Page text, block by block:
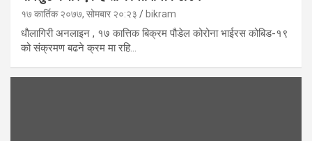
१७ कार्तिक २०७७, सोमबार २०:२३ bikram
धाैलागिरी अनलाइन , १७ कात्तिक बिक्रम पौडेल कोरोना भाईरस कोबिड-१९
को संक्रमण बढने क्रम मा रहि…